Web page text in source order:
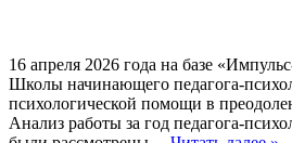
16 апреля 2026 года на базе
Школы начинающего педагога-
психологической помощи в
Анализ работы за год педагога-